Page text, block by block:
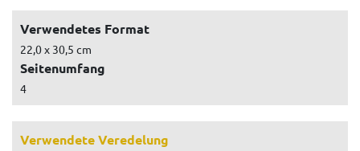
Verwendetes Format
22,0 x 30,5 cm
Seitenumfang
4
Verwendete Veredelung